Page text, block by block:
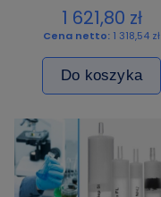
1 621,80 zł
Cena netto: 1 318,54 zł
Do koszyka